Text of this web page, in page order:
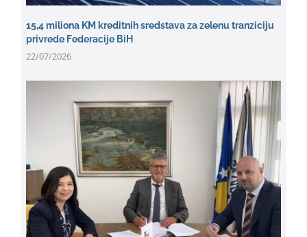
15,4 miliona KM kreditnih sredstava za zelenu tranziciju
privrede Federacije BiH
22/07/2026